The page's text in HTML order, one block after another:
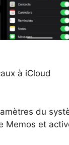
à iCloud
du
Memos et